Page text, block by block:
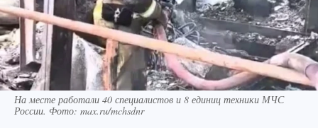
На месте работали 40 специалистов и 8 единиц техники МЧС
России. Фото: max.ru/mchsdnr